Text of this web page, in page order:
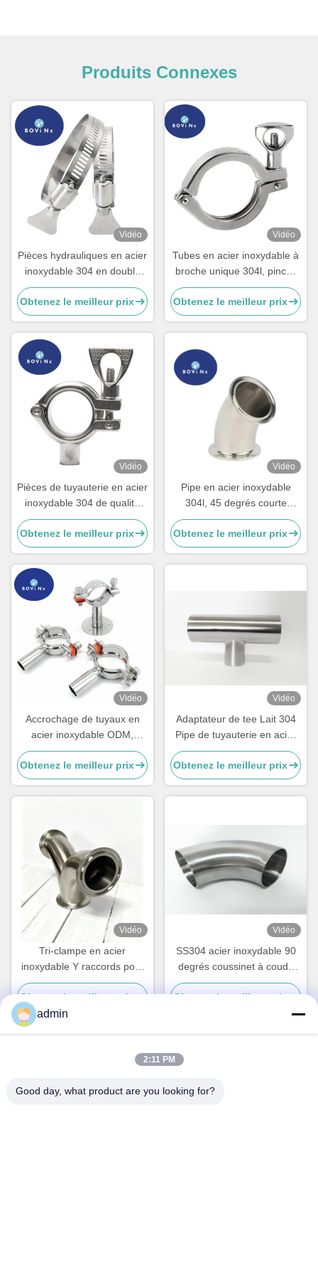
Produits Connexes
Vidéo
Pièces hydrauliques en acier
inoxydable 304 en double
métal en plastique
Obtenez le meilleur prix
Vidéo
Tubes en acier inoxydable à
broche unique 304l, pinces
sanitaires en acier
inoxydable
Obtenez le meilleur prix
Vidéo
Pièces de tuyauterie en acier
inoxydable 304 de qualité
alimentaire
Obtenez le meilleur prix
Vidéo
Pipe en acier inoxydable
304l, 45 degrés courte
courbure coude
Obtenez le meilleur prix
Vidéo
Accrochage de tuyaux en
acier inoxydable ODM,
raccords de tubes en acier
inoxydable double 304
Obtenez le meilleur prix
Vidéo
Adaptateur de tee Lait 304
Pipe de tuyauterie en acier
inoxydable
Obtenez le meilleur prix
Vidéo
Tri-clampe en acier
inoxydable Y raccords pour
tuyaux 3A certifié Ss 304
Obtenez le meilleur prix
Vidéo
SS304 acier inoxydable 90
degrés coussinet à coude
courte
Obtenez le meilleur prix
admin
2:11 PM
Good day, what product are you looking for?